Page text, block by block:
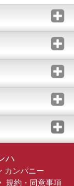
ハ
カンパニー
規約・同意事項